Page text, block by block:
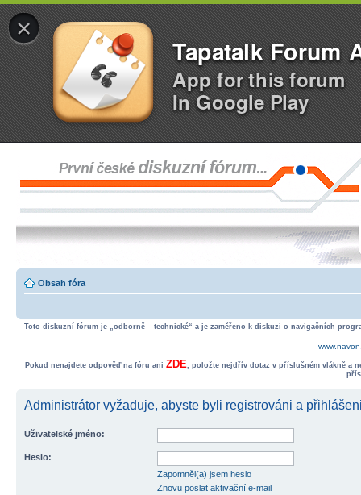
×
Tapatalk Forum
App for this forum
In Google Play
Obsah fóra
Toto diskuzní fórum je „odborně – technické“ a je zaměřeno k diskuzi o navigačních
Pokud nenajdete odpověď na fóru ani ZDE, položte nejdřív dotaz v příslušném vlákně a
Administrátor vyžaduje, abyste byli registrováni a
Uživatelské jméno:
Heslo:
Zapomněl(a) jsem heslo
Znovu poslat aktivační e-mail